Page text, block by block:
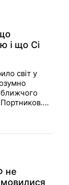
і що Сі
світ у
довго,
Портников.
не